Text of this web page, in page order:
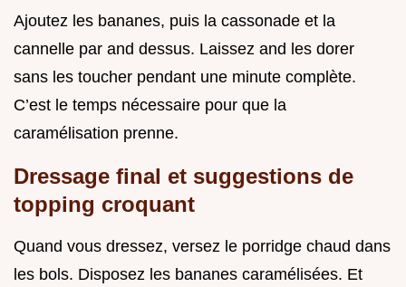
Ajoutez les bananes, puis la cassonade et la
cannelle par and dessus. Laissez and les dorer
sans les toucher pendant une minute complète.
C’est le temps nécessaire pour que la
caramélisation prenne.
Dressage final et suggestions de
topping croquant
Quand vous dressez, versez le porridge chaud dans
les bols. Disposez les bananes caramélisées. Et